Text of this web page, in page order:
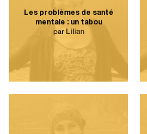
Les problèmes de santé
mentale : un tabou
par Lilian